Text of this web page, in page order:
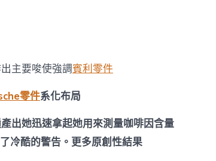
主要唆使強調賓利零件
零件系化布局
出她迅速拿起她用來測量咖啡因含量
冷酷的警告。更多原創性結果